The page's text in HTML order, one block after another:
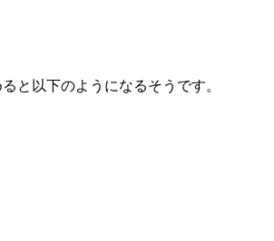
と以下のようになるそうです。